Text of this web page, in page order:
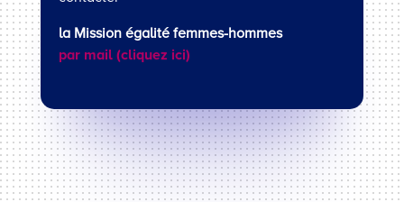
la Mission égalité femmes-hommes
par mail (cliquez ici)